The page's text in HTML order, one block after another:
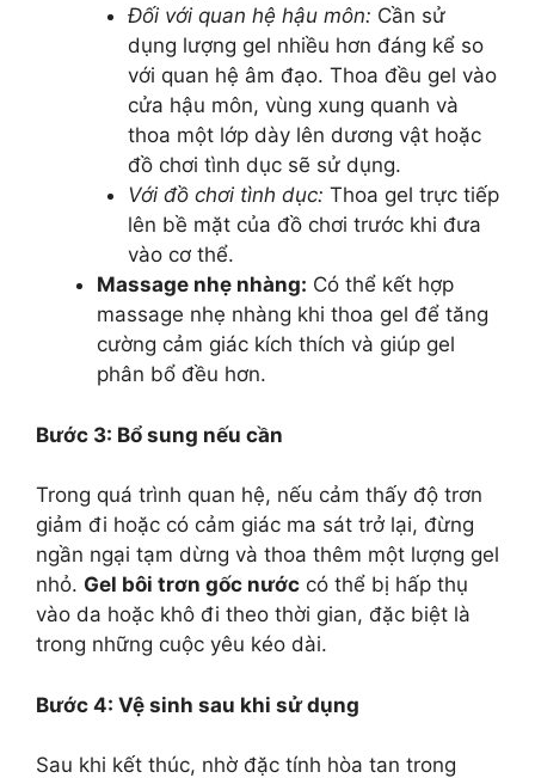
Đối với quan hệ hậu môn: Cần sử
dụng lượng gel nhiều hơn đáng kể so
với quan hệ âm đạo. Thoa đều gel vào
cửa hậu môn, vùng xung quanh và
thoa một lớp dày lên dương vật hoặc
đồ chơi tình dục sẽ sử dụng.
Với đồ chơi tình dục: Thoa gel trực tiếp
lên bề mặt của đồ chơi trước khi đưa
vào cơ thể.
Massage nhẹ nhàng: Có thể kết hợp
massage nhẹ nhàng khi thoa gel để tăng
cường cảm giác kích thích và giúp gel
phân bổ đều hơn.
Bước 3: Bổ sung nếu cần
Trong quá trình quan hệ, nếu cảm thấy độ trơn
giảm đi hoặc có cảm giác ma sát trở lại, đừng
ngần ngại tạm dừng và thoa thêm một lượng gel
nhỏ. Gel bôi trơn gốc nước có thể bị hấp thụ
vào da hoặc khô đi theo thời gian, đặc biệt là
trong những cuộc yêu kéo dài.
Bước 4: Vệ sinh sau khi sử dụng
Sau khi kết thúc, nhờ đặc tính hòa tan trong